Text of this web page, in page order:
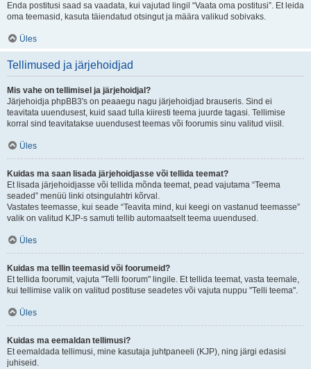
Enda postitusi saad sa vaadata, kui vajutad lingil “Vaata oma postitusi”. Et leida
oma teemasid, kasuta täiendatud otsingut ja määra valikud sobivaks.
Üles
Tellimused ja järjehoidjad
Mis vahe on tellimisel ja järjehoidjal?
Järjehoidja phpBB3's on peaaegu nagu järjehoidjad brauseris. Sind ei
teavitata uuendusest, kuid saad tulla kiiresti teema juurde tagasi. Tellimise
korral sind teavitatakse uuendusest teemas või foorumis sinu valitud viisil.
Üles
Kuidas ma saan lisada järjehoidjasse või tellida teemat?
Et lisada järjehoidjasse või tellida mõnda teemat, pead vajutama “Teema
seaded” menüü linki otsingulahtri kõrval.
Vastates teemasse, kui seade “Teavita mind, kui keegi on vastanud teemasse”
valik on valitud KJP-s samuti tellib automaatselt teema uuendused.
Üles
Kuidas ma tellin teemasid või foorumeid?
Et tellida foorumit, vajuta "Telli foorum" lingile. Et tellida teemat, vasta teemale,
kui tellimise valik on valitud postituse seadetes või vajuta nuppu "Telli teema".
Üles
Kuidas ma eemaldan tellimusi?
Et eemaldada tellimusi, mine kasutaja juhtpaneeli (KJP), ning järgi edasisi
juhiseid.